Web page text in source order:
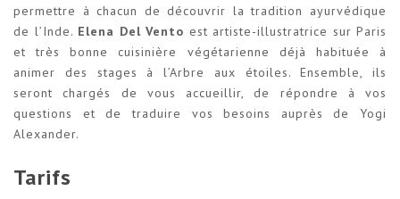
permettre à chacun de découvrir la tradition ayurvédique
de l’Inde. Elena Del Vento est artiste-illustratrice sur Paris
et très bonne cuisinière végétarienne déjà habituée à
animer des stages à l’Arbre aux étoiles. Ensemble, ils
seront chargés de vous accueillir, de répondre à vos
questions et de traduire vos besoins auprès de Yogi
Alexander.
Tarifs